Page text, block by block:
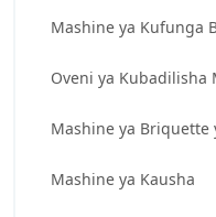
Mashine ya Kufunga
Oveni ya Kubadilisha
Mashine ya Briquette
Mashine ya Kausha